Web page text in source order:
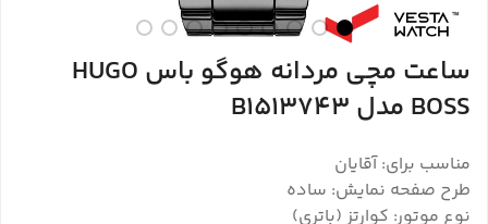
ساعت مچی مردانه هوگو باس HUGO
BOSS مدل B1513743
مناسب برای: آقایان
طرح صفحه نمایش: ساده
نوع موتور: کوارتز (باتری)